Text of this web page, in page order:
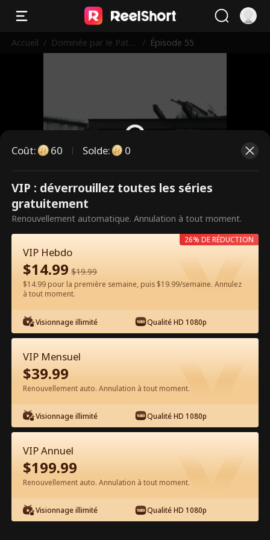
Accueil / Dominée par le Patr
/ Épisode 55
Ce sont des épisodes payants.
Débloquez pour regarder.
Regarder gratuitement sur l'App
Épisode 55 - Dominée par le Patron
de mon Père Film complet
0-49 50-73 Tous les épisodes
Coût: 60 Solde: 0
VIP : déverrouillez toutes les séries
gratuitement
Renouvellement automatique. Annulation à tout moment.
VIP Hebdo
$14.99 $19.99
$14.99 pour la première semaine, puis $19.99/semaine. Annulez
à tout moment.
Visionnage illimité Qualité HD 1080p
26% DE RÉDUCTION
VIP Mensuel
$39.99
Renouvellement auto. Annulation à tout moment.
Visionnage illimité Qualité HD 1080p
VIP Annuel
$199.99
Renouvellement auto. Annulation à tout moment.
Visionnage illimité Qualité HD 1080p